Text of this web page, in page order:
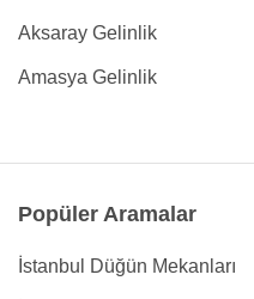
Aksaray Gelinlik
Amasya Gelinlik
Popüler Aramalar
İstanbul Düğün Mekanları